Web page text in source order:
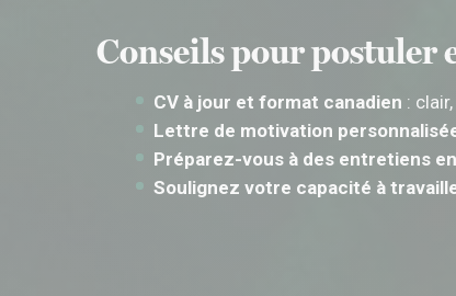
Conseils pour postuler
CV à jour et format canadien :
Lettre de motivation
Préparez-vous à des entretiens
Soulignez votre capacité à